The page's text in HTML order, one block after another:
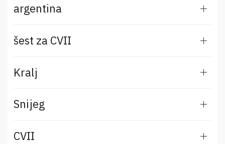
argentina
šest za CVII
Kralj
Snijeg
CVII